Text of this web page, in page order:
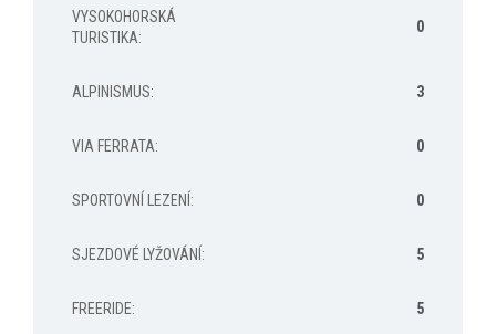
VYSOKOHORSKÁ
TURISTIKA:
0
ALPINISMUS: 3
VIA FERRATA: 0
SPORTOVNÍ LEZENÍ : 0
SJEZDOVÉ LYŽOVÁNÍ : 5
FREERIDE: 5